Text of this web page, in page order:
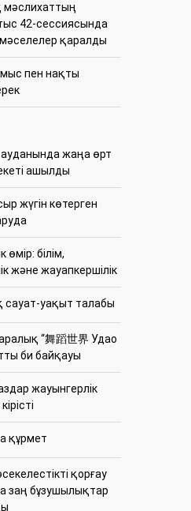
мәслихаттың
42-сессиясында
қаралды
пен нақты
жаңа өрт
ашылды
жүгін көтерген
өмір: білім,
және жауапкершілік
сауат-уақыт талабы
“舞蹈世界 Удао
би байқауы
жауынгерлік
құрмет
қорғау
заң бұзушылықтар